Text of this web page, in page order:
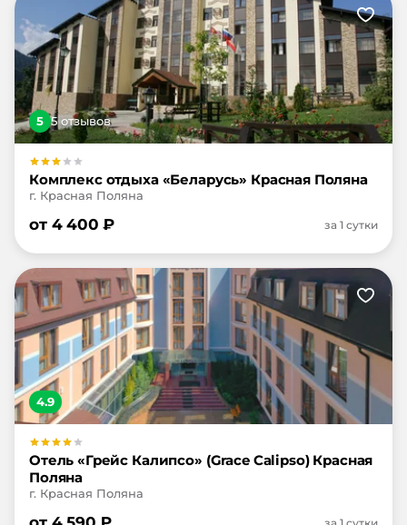
5 5отзывов
Комплекс отдыха «Беларусь» Красная Поляна
г. Красная Поляна
от 4 400 ₽ за 1 сутки
4.9
Отель «Грейс Калипсо» (Grace Calipso) Красная
Поляна
г. Красная Поляна